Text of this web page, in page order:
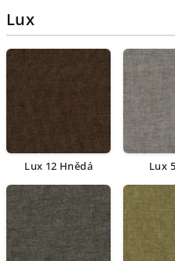
Lux
Lux 12 Hnědá Lux